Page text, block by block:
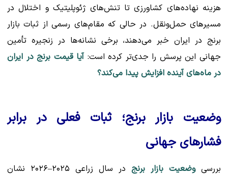
هزینه نهاده‌های کشاورزی تا تنش‌های ژئوپلیتیک و اختلال در
مسیرهای حمل‌ونقل. در حالی که مقام‌های رسمی از ثبات بازار
برنج در ایران خبر می‌دهند، برخی نشانه‌ها در زنجیره تأمین
جهانی این پرسش را جدی‌تر کرده است: آیا قیمت برنج در ایران
در ماه‌های آینده افزایش پیدا می‌کند؟
وضعیت بازار برنج؛ ثبات فعلی در برابر
فشارهای جهانی
بررسیوضعیت بازار برنج
در سال زراعی ۲۰۲۵–۲۰۲۶ نشان